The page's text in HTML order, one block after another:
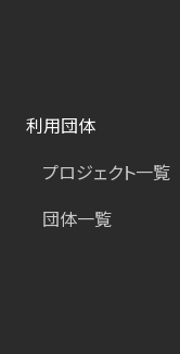
利用団体
プロジェクト一覧
団体一覧